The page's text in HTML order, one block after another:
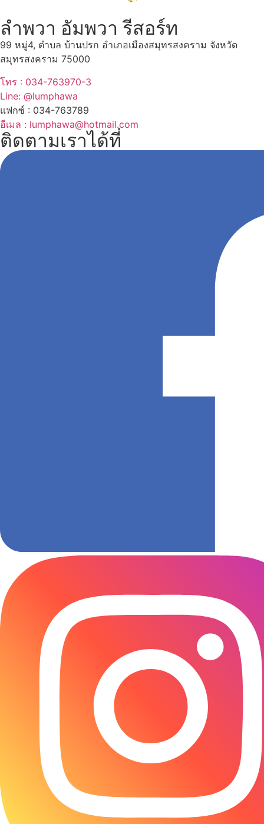
ลำพวา อัมพวา รีสอร์ท
99 หมู่4, ตำบล บ้านปรก อำเภอเมืองสมุทรสงคราม จังหวัด
สมุทรสงคราม 75000
โทร : 034-763970-3
Line: @lumphawa
แฟกซ์ : 034-763789
อีเมล : lumphawa@hotmail.com
ติดตามเราได้ที่